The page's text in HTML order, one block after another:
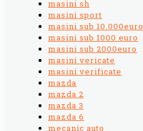
masini sh
masini sport
masini sub 10.000euro
masini sub 1000 euro
masini sub 2000euro
masini vericate
masini verificate
mazda
mazda 2
mazda 3
mazda 6
mecanic auto